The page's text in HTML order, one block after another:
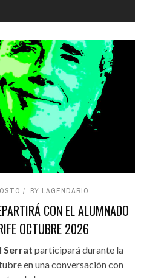
BY LAGENDARIO
CON EL ALUMNADO
OCTUBRE 2026
Serrat participará durante la
en una conversación con